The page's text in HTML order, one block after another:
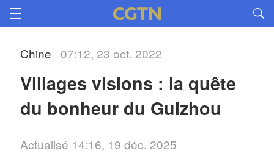
Chine 07:12, 23 oct. 2022
Villages visions : la quête
du bonheur du Guizhou
Actualisé 14:16, 19 déc. 2025